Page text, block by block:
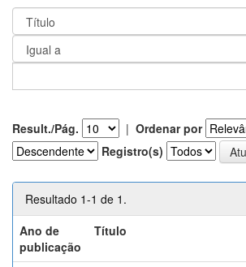
Result./Pág. | Ordenar por
Registro(s)
Resultado 1-1 de 1.
Ano de
publicação
Título